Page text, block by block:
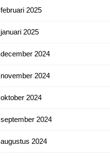
februari 2025
januari 2025
december 2024
november 2024
oktober 2024
september 2024
augustus 2024